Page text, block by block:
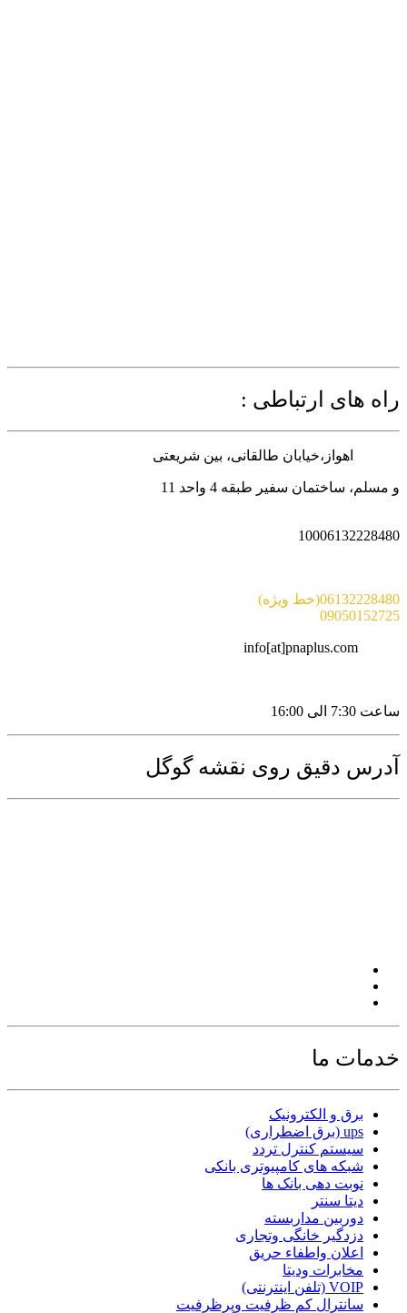
راه های ارتباطی :
اهواز،خیابان طالقانی، بین شریعتی
و مسلم، ساختمان سفیر طبقه 4 واحد 11
10006132228480
06132228480(خط ویژه)
09050152725
ساعت 7:30 الی 16:00
آدرس دقیق روی نقشه گوگل
خدمات ما
برق و الکترونیک
ups (برق اضطراری)
سیستم کنترل تردد
شبکه های کامپیوتری بانکی
نوبت دهی بانک ها
دیتا سنتر
دوربین مداربسته
دزدگیر خانگی وتجاری
اعلان واطفاء حریق
مخابرات ودیتا
VOIP (تلفن اینترنتی)
سانترال کم ظرفیت وپرظرفیت